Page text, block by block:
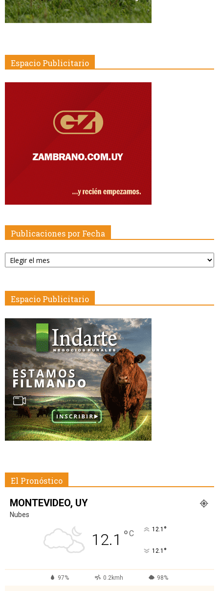
Espacio Publicitario
Publicaciones por Fecha
Publicaciones
por
Espacio Publicitario
El Pronóstico
MONTEVIDEO, UY
Nubes
12.1 °C 12.1 °
12.1 °
97% 0.2kmh 98%